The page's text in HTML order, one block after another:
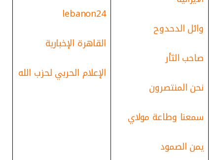
وائل الدحدوح
صاحب الثأر
نحن المنتصرون
سمعنا وطاعة مولاي
يمن الصمود
lebanon24
القاهرة الإخبارية
الإعلام الحربي لحزب الله